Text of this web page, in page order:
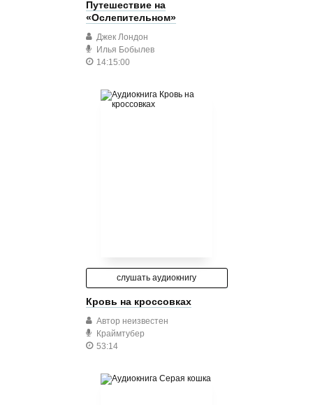
Путешествие на
«Ослепительном»
Джек Лондон
Илья Бобылев
14:15:00
слушать аудиокнигу
Кровь на кроссовках
Автор неизвестен
Краймтубер
53:14